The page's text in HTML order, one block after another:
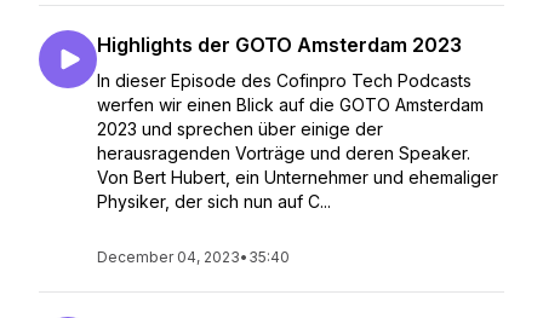
Highlights der GOTO Amsterdam 2023
In dieser Episode des Cofinpro Tech Podcasts
werfen wir einen Blick auf die GOTO Amsterdam
2023 und sprechen über einige der
herausragenden Vorträge und deren Speaker.
Von Bert Hubert, ein Unternehmer und ehemaliger
Physiker, der sich nun auf C...
December 04, 2023• 35:40